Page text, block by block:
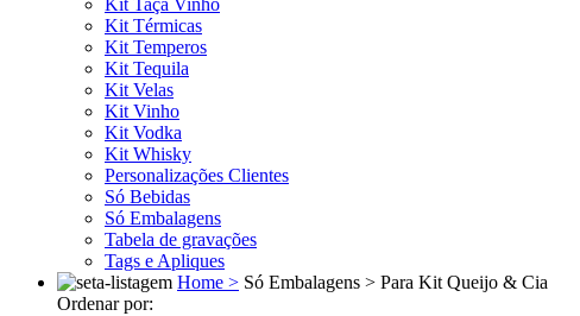
Kit Taça Vinho
Kit Térmicas
Kit Temperos
Kit Tequila
Kit Velas
Kit Vinho
Kit Vodka
Kit Whisky
Personalizações Clientes
Só Bebidas
Só Embalagens
Tabela de gravações
Tags e Apliques
Home > Só Embalagens > Para Kit Queijo & Cia
Ordenar por: